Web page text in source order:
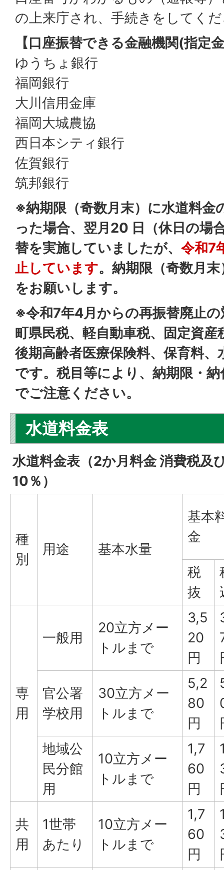
の上来庁され、手続きをしてく
【口座振替できる金融機関(指定
ゆうちょ銀行
福岡銀行
大川信用金庫
福岡大城農協
西日本シティ銀行
佐賀銀行
筑邦銀行
※納期限（奇数月末）に水道料金
った場合、翌月20 日（休日の場
替を実施していましたが、 令和7
止しています。納期限（奇数月
をお願いします。
※令和7年4月からの再振替廃止
町県民税、軽自動車税、固定資産
後期高齢者医療保険料、保育料、
です。税目等により、納期限・
でご注意ください。
水道料金表
水道料金表（2か月料金 消費税及
10％）
種
別
用途 基本水量
基本
金
税
抜
専
用
一般用
20立方メー
トルまで
3,5
20
円
官公署
学校用
30立方メー
トルまで
5,2
80
円
地域公
民分館
用
10立方メー
トルまで
1,7
60
円
共
用
1世帯
あたり
10立方メー
トルまで
1,7
60
円